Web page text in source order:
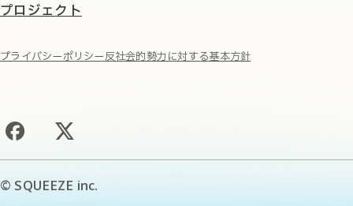
プロジェクト
プライバシーポリシー反社会的勢力に対する基本方針
© SQUEEZE inc.